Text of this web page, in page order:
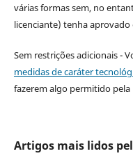
várias formas sem, no
licenciante) tenha
Sem restrições adicionais -
medidas de caráter
fazerem algo permitido pela
Artigos mais lidos